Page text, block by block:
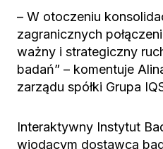
– W otoczeniu
zagranicznych
ważny i strategiczny
badań” – komentuje
zarządu spółki Grupa
Interaktywny Instytut
wiodącym dostawcą